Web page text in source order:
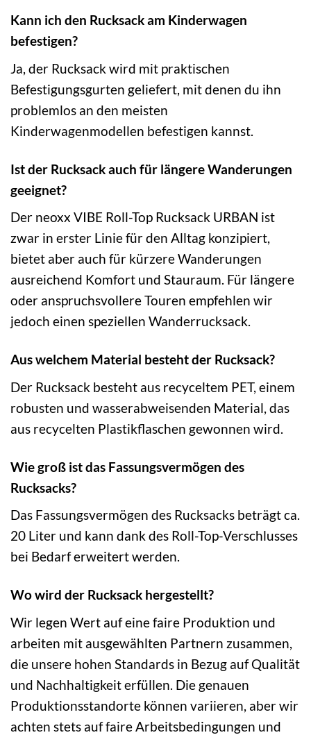
Kann ich den Rucksack am Kinderwagen
befestigen?
Ja, der Rucksack wird mit praktischen
Befestigungsgurten geliefert, mit denen du ihn
problemlos an den meisten
Kinderwagenmodellen befestigen kannst.
Ist der Rucksack auch für längere Wanderungen
geeignet?
Der neoxx VIBE Roll-Top Rucksack URBAN ist
zwar in erster Linie für den Alltag konzipiert,
bietet aber auch für kürzere Wanderungen
ausreichend Komfort und Stauraum. Für längere
oder anspruchsvollere Touren empfehlen wir
jedoch einen speziellen Wanderrucksack.
Aus welchem Material besteht der Rucksack?
Der Rucksack besteht aus recyceltem PET, einem
robusten und wasserabweisenden Material, das
aus recycelten Plastikflaschen gewonnen wird.
Wie groß ist das Fassungsvermögen des
Rucksacks?
Das Fassungsvermögen des Rucksacks beträgt ca.
20 Liter und kann dank des Roll-Top-Verschlusses
bei Bedarf erweitert werden.
Wo wird der Rucksack hergestellt?
Wir legen Wert auf eine faire Produktion und
arbeiten mit ausgewählten Partnern zusammen,
die unsere hohen Standards in Bezug auf Qualität
und Nachhaltigkeit erfüllen. Die genauen
Produktionsstandorte können variieren, aber wir
achten stets auf faire Arbeitsbedingungen und